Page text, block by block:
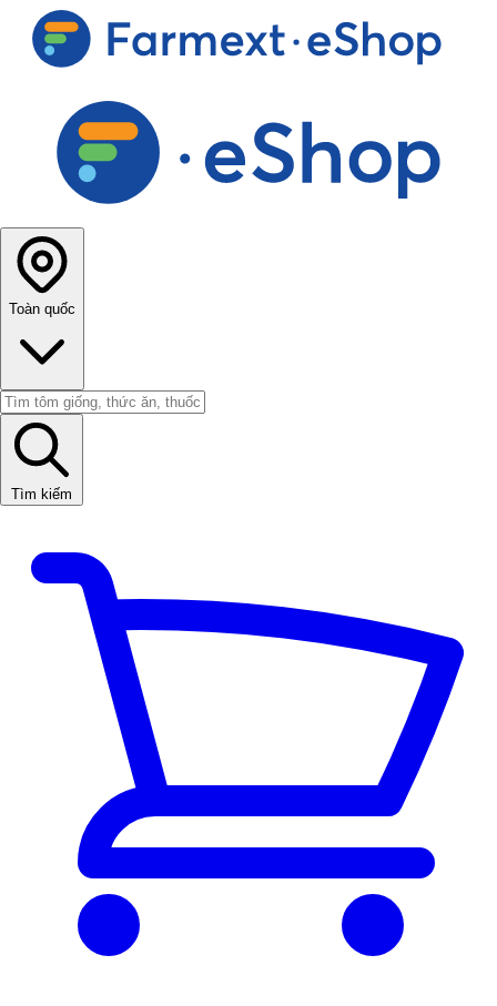
Toàn quốc
Tìm kiếm